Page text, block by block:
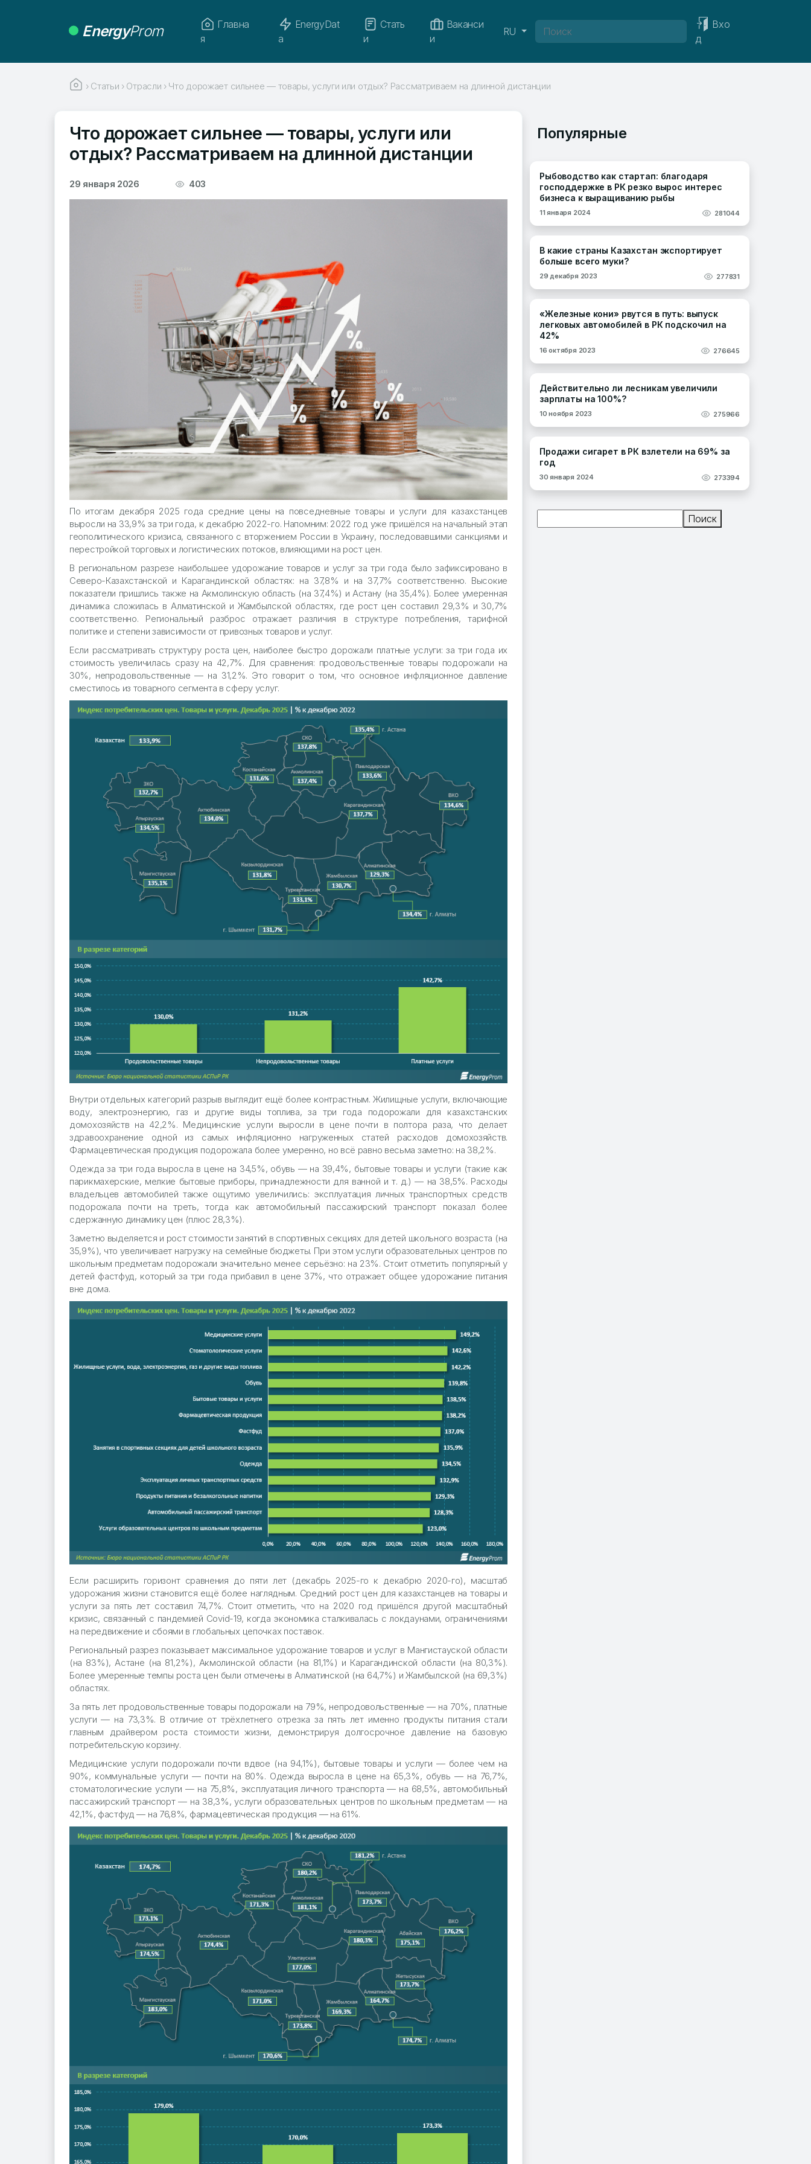
EnergyProm
Главна
я
EnergyDat
a
Стать
и
Ваканси
и
RU
Вхо
д
› Статьи › Отрасли › Что дорожает сильнее — товары, услуги или отдых? Рассматриваем на длинной дистанции
Что дорожает сильнее — товары, услуги или
отдых? Рассматриваем на длинной дистанции
29 января 2026 403
По итогам декабря 2025 года средние цены на повседневные товары и услуги для казахстанцев
выросли на 33,9% за три года, к декабрю 2022-го. Напомним: 2022 год уже пришёлся на начальный этап
геополитического кризиса, связанного с вторжением России в Украину, последовавшими санкциями и
перестройкой торговых и логистических потоков, влияющими на рост цен.
В региональном разрезе наибольшее удорожание товаров и услуг за три года было зафиксировано в
Северо-Казахстанской и Карагандинской областях: на 37,8% и на 37,7% соответственно. Высокие
показатели пришлись также на Акмолинскую область (на 37,4%) и Астану (на 35,4%). Более умеренная
динамика сложилась в Алматинской и Жамбылской областях, где рост цен составил 29,3% и 30,7%
соответственно. Региональный разброс отражает различия в структуре потребления, тарифной
политике и степени зависимости от привозных товаров и услуг.
Если рассматривать структуру роста цен, наиболее быстро дорожали платные услуги: за три года их
стоимость увеличилась сразу на 42,7%. Для сравнения: продовольственные товары подорожали на
30%, непродовольственные — на 31,2%. Это говорит о том, что основное инфляционное давление
сместилось из товарного сегмента в сферу услуг.
Внутри отдельных категорий разрыв выглядит ещё более контрастным. Жилищные услуги, включающие
воду, электроэнергию, газ и другие виды топлива, за три года подорожали для казахстанских
домохозяйств на 42,2%. Медицинские услуги выросли в цене почти в полтора раза, что делает
здравоохранение одной из самых инфляционно нагруженных статей расходов домохозяйств.
Фармацевтическая продукция подорожала более умеренно, но всё равно весьма заметно: на 38,2%.
Одежда за три года выросла в цене на 34,5%, обувь — на 39,4%, бытовые товары и услуги (такие как
парикмахерские, мелкие бытовые приборы, принадлежности для ванной и т. д.) — на 38,5%. Расходы
владельцев автомобилей также ощутимо увеличились: эксплуатация личных транспортных средств
подорожала почти на треть, тогда как автомобильный пассажирский транспорт показал более
сдержанную динамику цен (плюс 28,3%).
Заметно выделяется и рост стоимости занятий в спортивных секциях для детей школьного возраста (на
35,9%), что увеличивает нагрузку на семейные бюджеты. При этом услуги образовательных центров по
школьным предметам подорожали значительно менее серьёзно: на 23%. Стоит отметить популярный у
детей фастфуд, который за три года прибавил в цене 37%, что отражает общее удорожание питания
вне дома.
Если расширить горизонт сравнения до пяти лет (декабрь 2025-го к декабрю 2020-го), масштаб
удорожания жизни становится ещё более наглядным. Средний рост цен для казахстанцев на товары и
услуги за пять лет составил 74,7%. Стоит отметить, что на 2020 год пришёлся другой масштабный
кризис, связанный с пандемией Covid-19, когда экономика сталкивалась с локдаунами, ограничениями
на передвижение и сбоями в глобальных цепочках поставок.
Региональный разрез показывает максимальное удорожание товаров и услуг в Мангистауской области
(на 83%), Астане (на 81,2%), Акмолинской области (на 81,1%) и Карагандинской области (на 80,3%).
Более умеренные темпы роста цен были отмечены в Алматинской (на 64,7%) и Жамбылской (на 69,3%)
областях.
За пять лет продовольственные товары подорожали на 79%, непродовольственные — на 70%, платные
услуги — на 73,3%. В отличие от трёхлетнего отрезка за пять лет именно продукты питания стали
главным драйвером роста стоимости жизни, демонстрируя долгосрочное давление на базовую
потребительскую корзину.
Медицинские услуги подорожали почти вдвое (на 94,1%), бытовые товары и услуги — более чем на
90%, коммунальные услуги — почти на 80%. Одежда выросла в цене на 65,3%, обувь — на 76,7%,
стоматологические услуги — на 75,8%, эксплуатация личного транспорта — на 68,5%, автомобильный
пассажирский транспорт — на 38,3%, услуги образовательных центров по школьным предметам — на
42,1%, фастфуд — на 76,8%, фармацевтическая продукция — на 61%.
Популярные
Рыбоводство как стартап: благодаря
господдержке в РК резко вырос интерес
бизнеса к выращиванию рыбы
11 января 2024 281044
В какие страны Казахстан экспортирует
больше всего муки?
29 декабря 2023 277831
«Железные кони» рвутся в путь: выпуск
легковых автомобилей в РК подскочил на
42%
16 октября 2023 276645
Действительно ли лесникам увеличили
зарплаты на 100%?
10 ноября 2023 275966
Продажи сигарет в РК взлетели на 69% за
год
30 января 2024 273394
Поиск